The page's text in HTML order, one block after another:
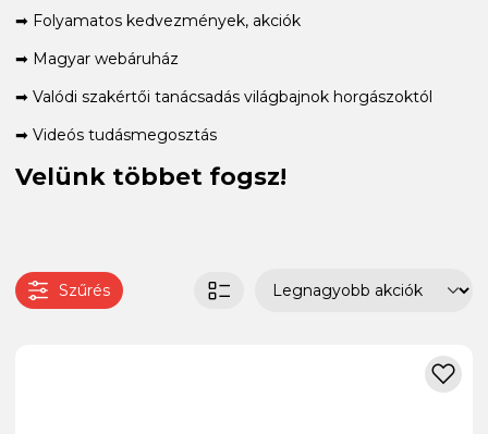
➡ Folyamatos kedvezmények, akciók
➡ Magyar webáruház
➡ Valódi szakértői tanácsadás világbajnok horgászoktól
➡ Videós tudásmegosztás
Velünk többet fogsz!
Szűrés